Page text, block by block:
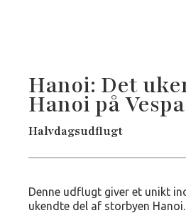
Hanoi: Det
Hanoi på Vespa
Halvdagsudflugt
Denne udflugt giver et unikt
ukendte del af storbyen